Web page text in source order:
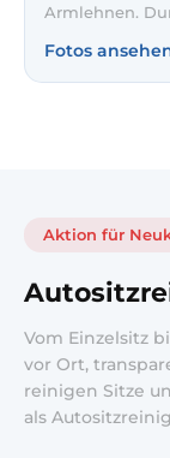
Armlehnen.
entfernt und
So wirkt der
Fotos
Aktion für
Vom Einzelsitz
vor Ort,
reinigen Sitze
als